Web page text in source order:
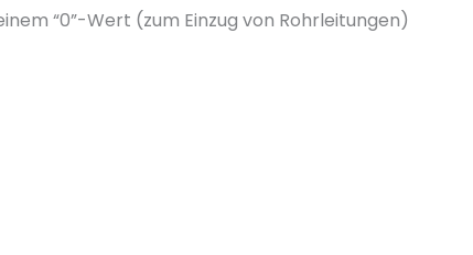
“0”-Wert (zum Einzug von Rohrleitungen)